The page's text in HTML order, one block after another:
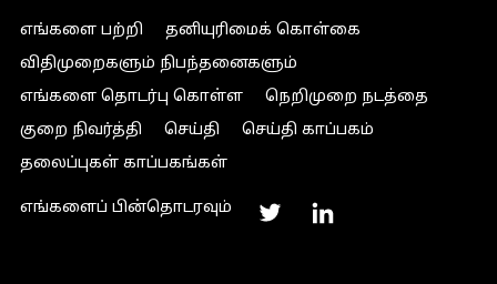
எங்களை பற்றி
தனியுரிமைக் கொள்கை
விதிமுறைகளும் நிபந்தனைகளும்
எங்களை தொடர்பு கொள்ள
நெறிமுறை நடத்தை
குறை நிவர்த்தி
செய்தி
செய்தி காப்பகம்
தலைப்புகள் காப்பகங்கள்
எங்களைப் பின்தொடரவும்